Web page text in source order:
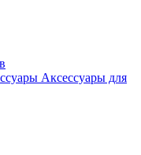
Аксессуары для